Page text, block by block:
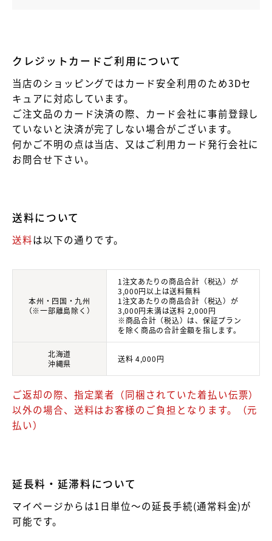
クレジットカードご利用について
当店のショッピングではカード安全利用のため3Dセ
キュアに対応しています。
ご注文品のカード決済の際、カード会社に事前登録し
ていないと決済が完了しない場合がございます。
何かご不明の点は当店、又はご利用カード発行会社に
お問合せ下さい。
送料について
送料は以下の通りです。
本州・四国・九州
（※一部離島除く）
1注文あたりの商品合計（税込）が
3,000円以上は送料無料
1注文あたりの商品合計（税込）が
3,000円未満は送料 2,000円
※商品合計（税込）は、保証プラン
を除く商品の合計金額を指します。
北海道
沖縄県
送料 4,000円
ご返却の際、指定業者（同梱されていた着払い伝票）
以外の場合、送料はお客様のご負担となります。（元
払い）
延長料・延滞料について
マイページからは1日単位～の延長手続(通常料金)が
可能です。